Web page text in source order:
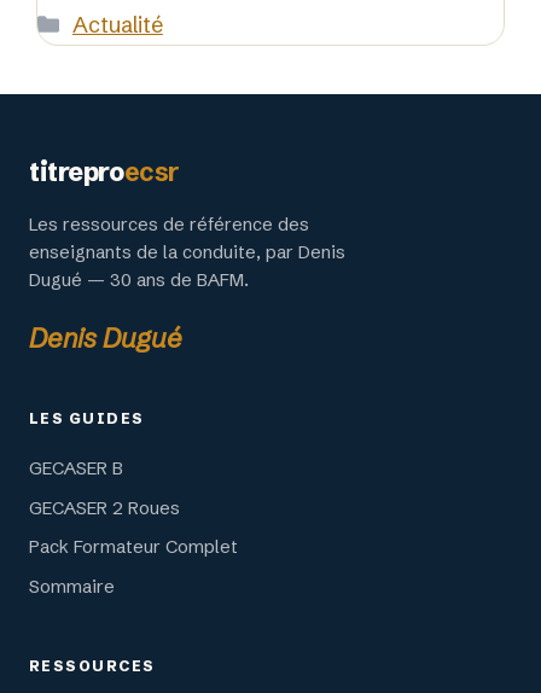
Catégories
Actualité
titreproecsr
Les ressources de référence des
enseignants de la conduite, par Denis
Dugué — 30 ans de BAFM.
Denis Dugué
LES GUIDES
GECASER B
GECASER 2 Roues
Pack Formateur Complet
Sommaire
RESSOURCES